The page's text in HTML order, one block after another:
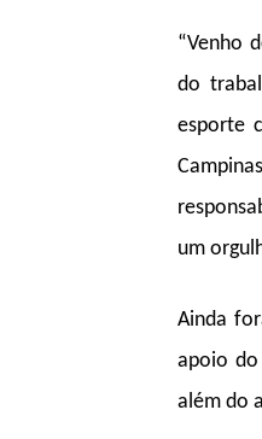
“Venho
do
esporte
um
Ainda
apoio do
além do